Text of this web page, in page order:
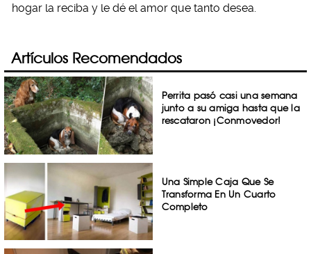
hogar la reciba y le dé el amor que tanto desea.
Artículos Recomendados
Perrita pasó casi una semana
junto a su amiga hasta que la
rescataron ¡Conmovedor!
Una Simple Caja Que Se
Transforma En Un Cuarto
Completo